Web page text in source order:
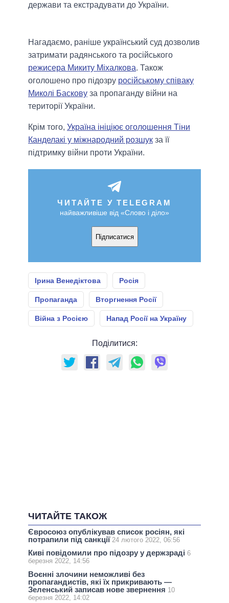
держави та екстрадувати до України.
Нагадаємо, раніше український суд дозволив
затримати радянського та російського
режисера Микиту Міхалкова. Також
оголошено про підозру російському співаку
Миколі Баскову за пропаганду війни на
території України.
Крім того, Україна ініціює оголошення Тіни
Канделакі у міжнародний розшук за її
підтримку війни проти України.
ЧИТАЙТЕ У TELEGRAM
найважливіше від «Слово і діло»
Підписатися
Ірина Венедіктова Росія
Пропаганда Вторгнення Росії
Війна з Росією Напад Росії на Україну
Поділитися:
ЧИТАЙТЕ ТАКОЖ
Євросоюз опублікував список росіян, які
потрапили під санкції 24 лютого 2022, 06:56
Киві повідомили про підозру у держзраді 6
березня 2022, 14:56
Воєнні злочини неможливі без
пропагандистів, які їх прикривають —
Зеленський записав нове звернення 10
березня 2022, 14:02